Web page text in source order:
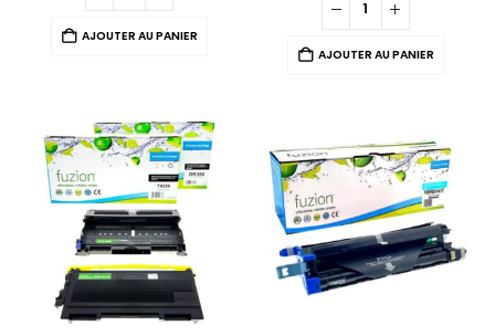
AJOUTER AU PANIER
AJOUTER AU PANIER